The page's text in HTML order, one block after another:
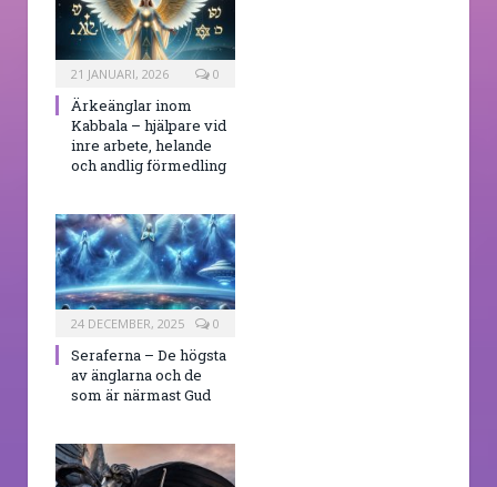
21 JANUARI, 2026 0
Ärkeänglar inom
Kabbala – hjälpare vid
inre arbete, helande
och andlig förmedling
24 DECEMBER, 2025 0
Seraferna – De högsta
av änglarna och de
som är närmast Gud